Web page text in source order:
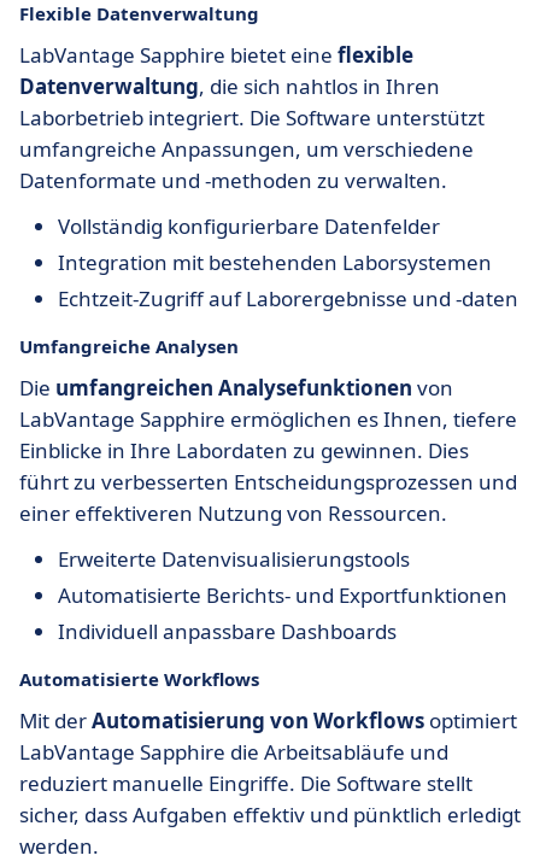
Flexible Datenverwaltung
LabVantage Sapphire bietet eine flexible
Datenverwaltung, die sich nahtlos in Ihren
Laborbetrieb integriert. Die Software unterstützt
umfangreiche Anpassungen, um verschiedene
Datenformate und -methoden zu verwalten.
Vollständig konfigurierbare Datenfelder
Integration mit bestehenden Laborsystemen
Echtzeit-Zugriff auf Laborergebnisse und -daten
Umfangreiche Analysen
Die umfangreichen Analysefunktionen von
LabVantage Sapphire ermöglichen es Ihnen, tiefere
Einblicke in Ihre Labordaten zu gewinnen. Dies
führt zu verbesserten Entscheidungsprozessen und
einer effektiveren Nutzung von Ressourcen.
Erweiterte Datenvisualisierungstools
Automatisierte Berichts- und Exportfunktionen
Individuell anpassbare Dashboards
Automatisierte Workflows
Mit derAutomatisierung von Workflows optimiert
LabVantage Sapphire die Arbeitsabläufe und
reduziert manuelle Eingriffe. Die Software stellt
sicher, dass Aufgaben effektiv und pünktlich erledigt
werden.